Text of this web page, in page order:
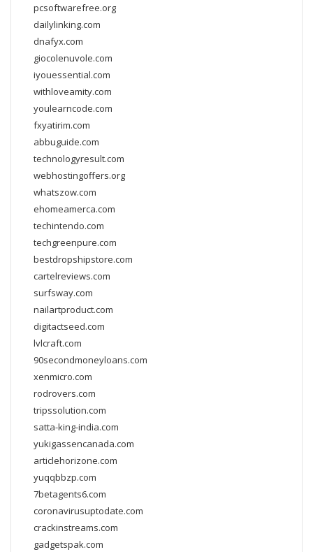
pcsoftwarefree.org
dailylinking.com
dnafyx.com
giocolenuvole.com
iyouessential.com
withloveamity.com
youlearncode.com
fxyatirim.com
abbuguide.com
technologyresult.com
webhostingoffers.org
whatszow.com
ehomeamerca.com
techintendo.com
techgreenpure.com
bestdropshipstore.com
cartelreviews.com
surfsway.com
nailartproduct.com
digitactseed.com
lvlcraft.com
90secondmoneyloans.com
xenmicro.com
rodrovers.com
tripssolution.com
satta-king-india.com
yukigassencanada.com
articlehorizone.com
yuqqbbzp.com
7betagents6.com
coronavirusuptodate.com
crackinstreams.com
gadgetspak.com